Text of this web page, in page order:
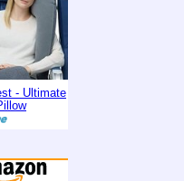
- Ultimate